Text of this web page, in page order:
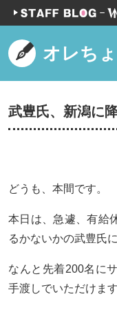
オレち
武豊氏、新潟に
どうも、本間です。
本日は、急遽、有給
るかないかの武豊氏
なんと先着200名に
手渡しでいただけます